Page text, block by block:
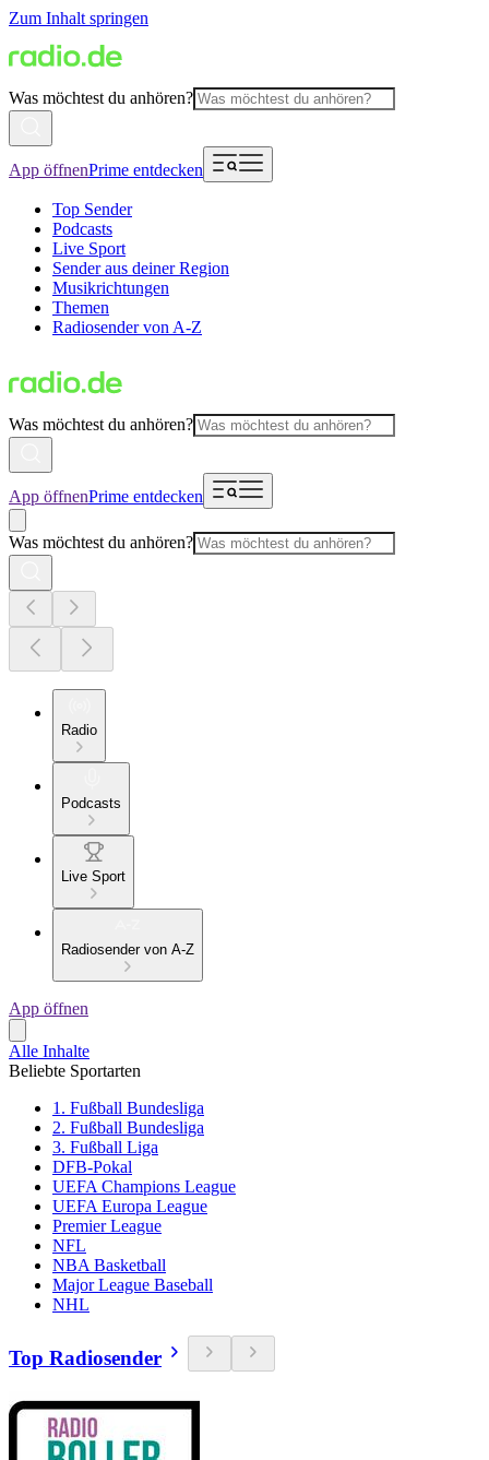
Zum Inhalt springen
Was möchtest du anhören?
App öffnenPrime entdecken
Top Sender
Podcasts
Live Sport
Sender aus deiner Region
Musikrichtungen
Themen
Radiosender von A-Z
Was möchtest du anhören?
App öffnenPrime entdecken
Was möchtest du anhören?
Radio
Podcasts
Live Sport
Radiosender von A-Z
App öffnen
Alle Inhalte
Beliebte Sportarten
1. Fußball Bundesliga
2. Fußball Bundesliga
3. Fußball Liga
DFB-Pokal
UEFA Champions League
UEFA Europa League
Premier League
NFL
NBA Basketball
Major League Baseball
NHL
Top Radiosender